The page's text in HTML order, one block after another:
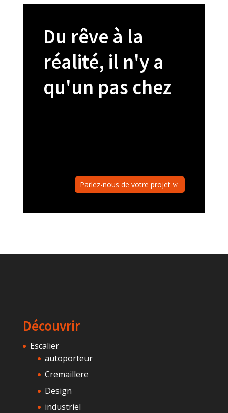
Du rêve à la
réalité, il n'y a
qu'un pas chez
Parlez-nous de votre projet
Découvrir
Escalier
autoporteur
Cremaillere
Design
industriel